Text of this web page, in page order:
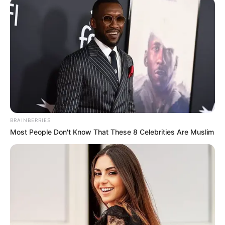
Pflanzen, die hier in der Zeit des Eozän lebten. Es handelt
sich dabei um einen ehemaligen Vulkansee, der vor 47
Millionen Jahren verlandete und in dem bis 1970
Ölschiefer abgebaut wurde. Der ehemalige Tagebau ist
heute eine UNESCO-Weltnaturerbestätte, die ganzjährig
per Führung besichtigt werden kann. Außerdem ist im
Besucherzentrum eine Zeitreise durch die Geschichte der
Grube möglich.
Auf einem Berg oberhalb des Ortsteils
Hering in der Gemeinde Otzberg thront die
aus einer mittelalterlichen Burg
entstandene Veste, die im 16. Jahrhundert mit einer
doppelten Ringmauer ausgebaut wurde. Sie ist ein
beliebtes Ausflugsziel mit Museum. Bemerkenswert ist
außerdem der auf dem Weg zur Burg sichtbare
BRAINBERRIES
Most People Don't Know That These 8 Celebrities Are Muslim